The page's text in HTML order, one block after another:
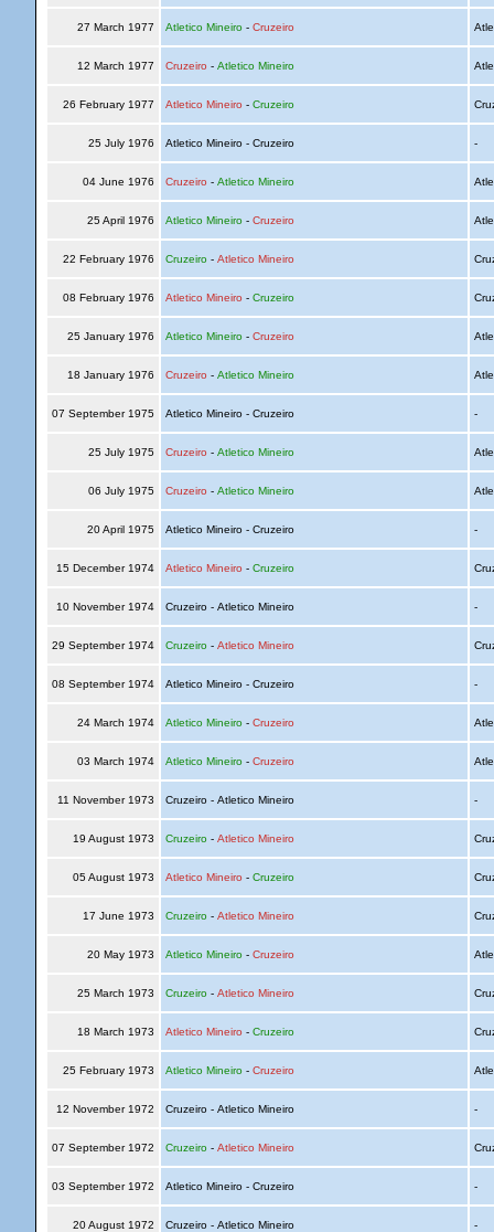
27 March 1977 Atletico Mineiro- Cruzeiro
12 March 1977 Cruzeiro - Atletico Mineiro
26 February 1977 Atletico Mineiro - Cruzeiro
25 July 1976 Atletico Mineiro - Cruzeiro -
04 June 1976 Cruzeiro - Atletico Mineiro
25 April 1976 Atletico Mineiro- Cruzeiro
22 February 1976 Cruzeiro- Atletico Mineiro
08 February 1976 Atletico Mineiro - Cruzeiro
25 January 1976 Atletico Mineiro- Cruzeiro
18 January 1976 Cruzeiro - Atletico Mineiro
07 September 1975 Atletico Mineiro - Cruzeiro -
25 July 1975 Cruzeiro - Atletico Mineiro
06 July 1975 Cruzeiro - Atletico Mineiro
20 April 1975 Atletico Mineiro - Cruzeiro -
15 December 1974 Atletico Mineiro - Cruzeiro
10 November 1974 Cruzeiro - Atletico Mineiro -
29 September 1974 Cruzeiro- Atletico Mineiro
08 September 1974 Atletico Mineiro - Cruzeiro -
24 March 1974 Atletico Mineiro- Cruzeiro
03 March 1974 Atletico Mineiro- Cruzeiro
11 November 1973 Cruzeiro - Atletico Mineiro -
19 August 1973 Cruzeiro- Atletico Mineiro
05 August 1973 Atletico Mineiro - Cruzeiro
17 June 1973 Cruzeiro- Atletico Mineiro
20 May 1973 Atletico Mineiro- Cruzeiro
25 March 1973 Cruzeiro- Atletico Mineiro
18 March 1973 Atletico Mineiro - Cruzeiro
25 February 1973 Atletico Mineiro- Cruzeiro
12 November 1972 Cruzeiro - Atletico Mineiro -
07 September 1972 Cruzeiro- Atletico Mineiro
03 September 1972 Atletico Mineiro - Cruzeiro -
20 August 1972 Cruzeiro - Atletico Mineiro -